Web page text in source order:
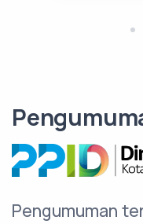
Pengumuman